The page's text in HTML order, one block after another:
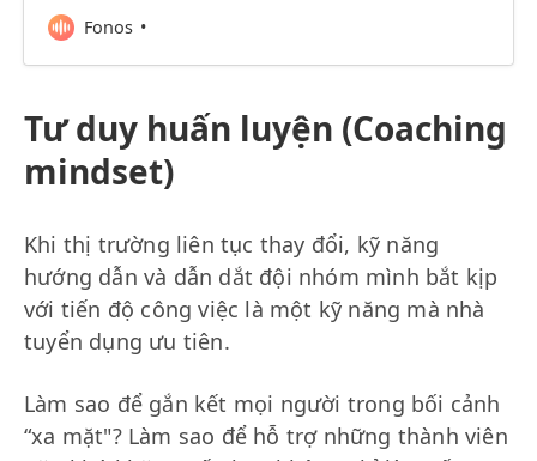
Fonos
Tư duy huấn luyện (Coaching
mindset)
Khi thị trường liên tục thay đổi, kỹ năng
hướng dẫn và dẫn dắt đội nhóm mình bắt kịp
với tiến độ công việc là một kỹ năng mà nhà
tuyển dụng ưu tiên.
Làm sao để gắn kết mọi người trong bối cảnh
“xa mặt"? Làm sao để hỗ trợ những thành viên